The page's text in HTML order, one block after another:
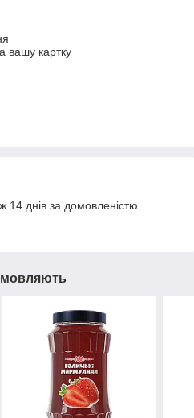
вашу картку
14 днів за домовленістю